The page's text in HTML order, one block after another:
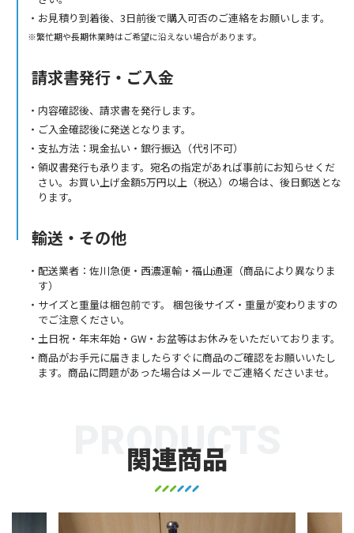
お見積り到着後、3日前後で購入可否のご連絡をお願いします。
繁忙期や長期休業時はご希望に沿えない場合があります。
請求書発行・ご入金
内容確認後、請求書を発行します。
ご入金確認後に発送となります。
支払方法：現金払い・銀行振込（代引不可）
領収書発行も承ります。宛名の指定があれば事前にお知らせくだ
さい。お買い上げ金額5万円以上（税込）の場合は、後日郵送とな
ります。
輸送・その他
配送業者：佐川急便・西濃運輸・福山通運（商品により異なりま
す）
サイズと重量は梱包前です。 梱包後サイズ・重量が変わりますの
でご注意ください。
土日祝・年末年始・GW・お盆等はお休みをいただいております。
商品がお手元に届きましたらすぐに商品のご確認をお願いいたし
ます。商品に問題があった場合はメールでご連絡くださいませ。
関連商品
PRODUCTS